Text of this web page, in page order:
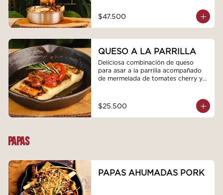
salsa de la casa de tu elección, bbq
demiglas con topping crocante de
tocino o salsa de queso tilsit
$47.500
QUESO A LA PARRILLA
Deliciosa combinación de queso
para asar a la parrilla acompañado
de mermelada de tomates cherry y
$25.500
PAPAS
PAPAS AHUMADAS PORK